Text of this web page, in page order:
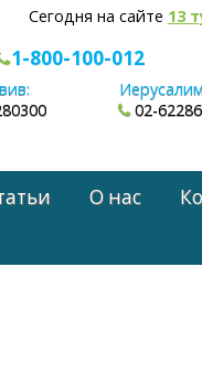
Сегодня на сайте 13
1-800-100-012
02-
О нас